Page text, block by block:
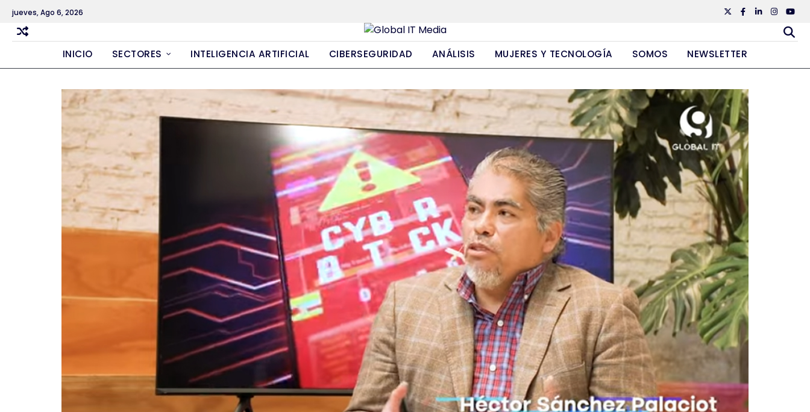
Skip
content
jueves, Ago 6, 2026 TwiiterFacebook
Linkedin
INICIO SECTORES INTELIGENCIA ARTIFICIAL CIBERSEGURIDAD ANÁLISIS MUJERES Y TECNOLOGÍA SOMOS NEWSLETTER